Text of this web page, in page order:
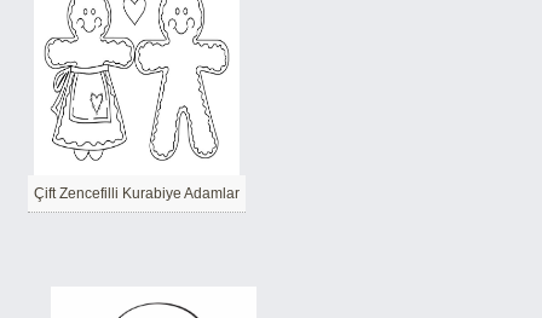
Çift Zencefilli Kurabiye Adamlar